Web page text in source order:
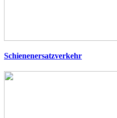
Schienenersatzverkehr